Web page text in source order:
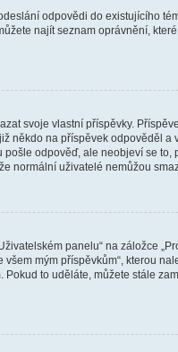
odpovědi do existujícího
najít seznam oprávnění,
svoje vlastní příspěvky.
na příspěvek odpověděl
odpověď, ale neobjeví se
normální uživatelé nemůžou
panelu“ na záložce
mým příspěvkům“, kterou
to uděláte, můžete stále